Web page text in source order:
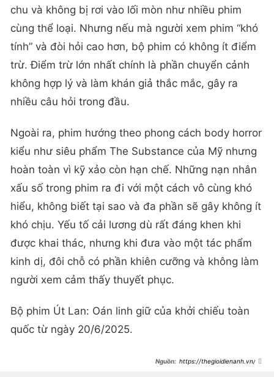
chu và không bị rơi vào lối mòn như nhiều phim
cùng thể loại. Nhưng nếu mà người xem phim “khó
tính” và đòi hỏi cao hơn, bộ phim có không ít điểm
trừ. Điểm trừ lớn nhất chính là phần chuyển cảnh
không hợp lý và làm khán giả thắc mắc, gây ra
nhiều câu hỏi trong đầu.
Ngoài ra, phim hướng theo phong cách body horror
kiểu như siêu phẩm The Substance của Mỹ nhưng
hoàn toàn vì kỹ xảo còn hạn chế. Những nạn nhân
xấu số trong phim ra đi với một cách vô cùng khó
hiểu, không biết tại sao và đa phần sẽ gây không ít
khó chịu. Yếu tố cải lương dù rất đáng khen khi
được khai thác, nhưng khi đưa vào một tác phẩm
kinh dị, đôi chỗ có phần khiên cưỡng và không làm
người xem cảm thấy thuyết phục.
Bộ phim Út Lan: Oán linh giữ của khởi chiếu toàn
quốc từ ngày 20/6/2025.
https://thegioidienanh.vn/re